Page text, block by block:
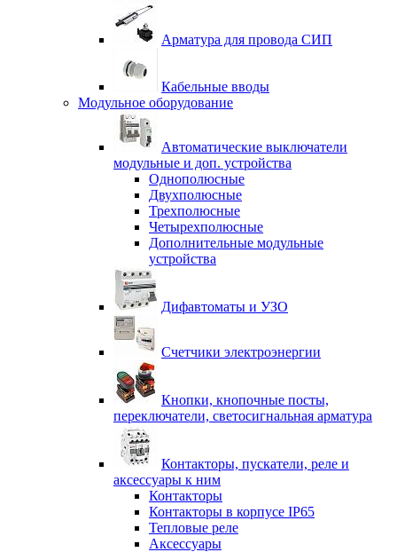
Арматура для провода СИП
Кабельные вводы
Модульное оборудование
Автоматические выключатели
модульные и доп. устройства
Однополюсные
Двухполюсные
Трехполюсные
Четырехполюсные
Дополнительные модульные
устройства
Дифавтоматы и УЗО
Счетчики электроэнергии
Кнопки, кнопочные посты,
переключатели, светосигнальная арматура
Контакторы, пускатели, реле и
аксессуары к ним
Контакторы
Контакторы в корпусе IP65
Тепловые реле
Аксессуары